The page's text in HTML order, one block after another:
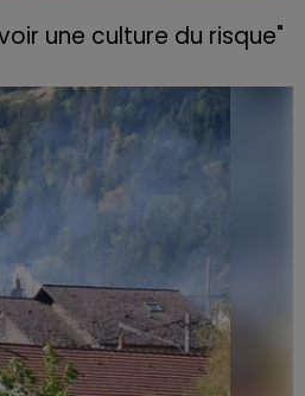
une culture du risque"